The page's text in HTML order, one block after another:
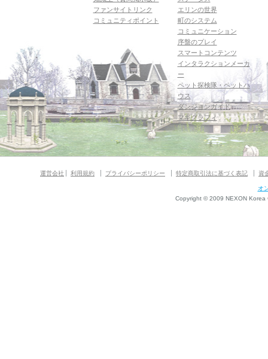
ファンサイトリンク
コミュニティポイント
エリンの世界
町のシステム
コミュニケーション
序盤のプレイ
スマートコンテンツ
インタラクションメーカ
ー
ペット探検隊・ペットハ
ウス
ダンジョンガイド
マギグラフィ
運営会社 利用規約 プライバシーポリシー 特定商取引法に基づく表記 資
オ
Copyright © 2009 NEXON Korea